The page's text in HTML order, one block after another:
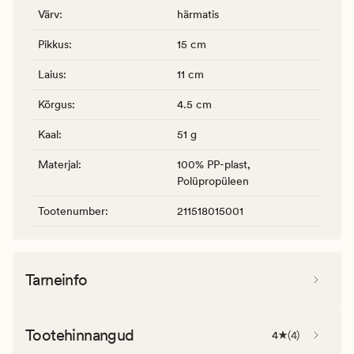
Värv: härmatis
Pikkus: 15 cm
Laius: 11 cm
Kõrgus: 4.5 cm
Kaal: 51 g
Materjal:
100% PP-plast,
Polüpropüleen
Tootenumber: 211518015001
Tarneinfo
Tootehinnangud 4 (4)